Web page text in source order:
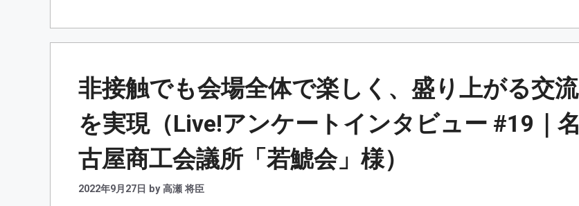
非接触でも会場全体で楽しく、盛り上がる交流
を実現（Live!アンケートインタビュー #19｜名
古屋商工会議所「若鯱会」様）
2022年9月27日 by高瀬 将臣